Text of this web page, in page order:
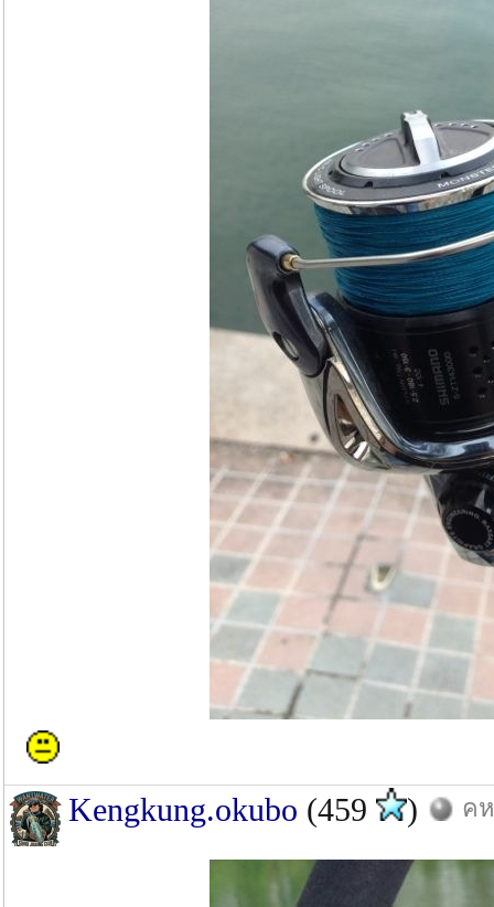
Kengkung.okubo (459 ) ค